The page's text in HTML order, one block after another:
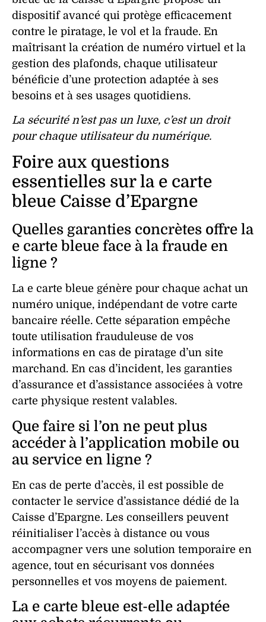
dispositifavancé qui protège efficacement
contre le piratage, le vol et la fraude. En
maîtrisant la création de numéro virtuel et la
gestion des plafonds, chaque utilisateur
bénéficie d’une protection adaptée à ses
besoins et à ses usages quotidiens.
La sécurité n’est pas un luxe, c’est un droit
pour chaque utilisateur du numérique.
Foire aux questions
essentielles sur la e carte
bleue Caisse d’Epargne
Quelles garanties concrètes offre la
e carte bleue face à la fraude en
ligne ?
La e carte bleue génère pour chaque achat un
numéro unique, indépendant de votre carte
bancaire réelle. Cette séparation empêche
toute utilisation frauduleuse de vos
informations en cas de piratage d’un site
marchand. En cas d’incident, les garanties
d’assurance et d’assistance associées à votre
carte physique restent valables.
Que faire si l’on ne peut plus
accéder à l’application mobile ou
au service en ligne ?
En cas de perte d’accès, il est possible de
contacter le service d’assistance dédié de la
Caisse d’Epargne. Les conseillers peuvent
réinitialiser l’accès à distance ou vous
accompagner vers une solution temporaire en
agence, tout en sécurisant vos données
personnelles et vos moyens de paiement.
La e carte bleue est-elle adaptée